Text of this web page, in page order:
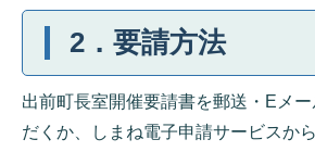
2．要請方法
出前町長室開催要請書を郵送・Eメ
だくか、しまね電子申請サービスか